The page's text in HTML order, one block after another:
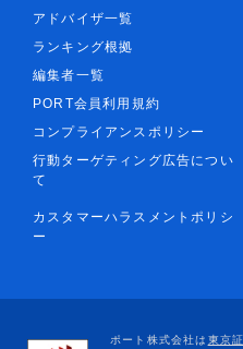
アドバイザ一覧
ランキング根拠
編集者一覧
PORT会員利用規約
コンプライアンスポリシー
行動ターゲティング広告につい
て
カスタマーハラスメントポリシ
ー